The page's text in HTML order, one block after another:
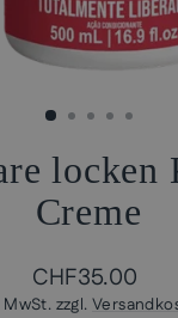
locken
Creme
Normaler
Preis
CHF35.00
zzgl.